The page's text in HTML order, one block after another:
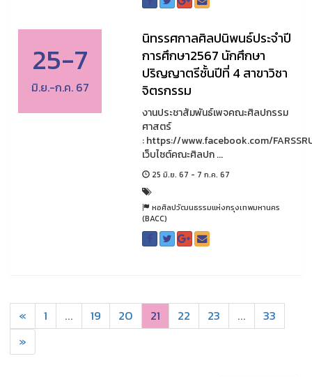
25-7
มิ.ย.-ก.ค. 67
นิทรรศกาลศิลปนิพนธ์ประจำปี
การศึกษา2567 นักศึกษา
ปริญญาตรีชั้นปีที่ 4 สาขาวิชา
จิตรกรรม
งานประชาสัมพันธ์เพจคณะศิลปกรรม
ศาสตร์
: https://www.facebook.com/
เว็บไซต์คณะศิลปก ...
25 มิ.ย. 67 - 7 ก.ค. 67
หอศิลปวัฒนธรรมแห่งกรุงเทพมหานคร
(BACC)
« 1 ... 19 20 21 22 23 ...
33
»